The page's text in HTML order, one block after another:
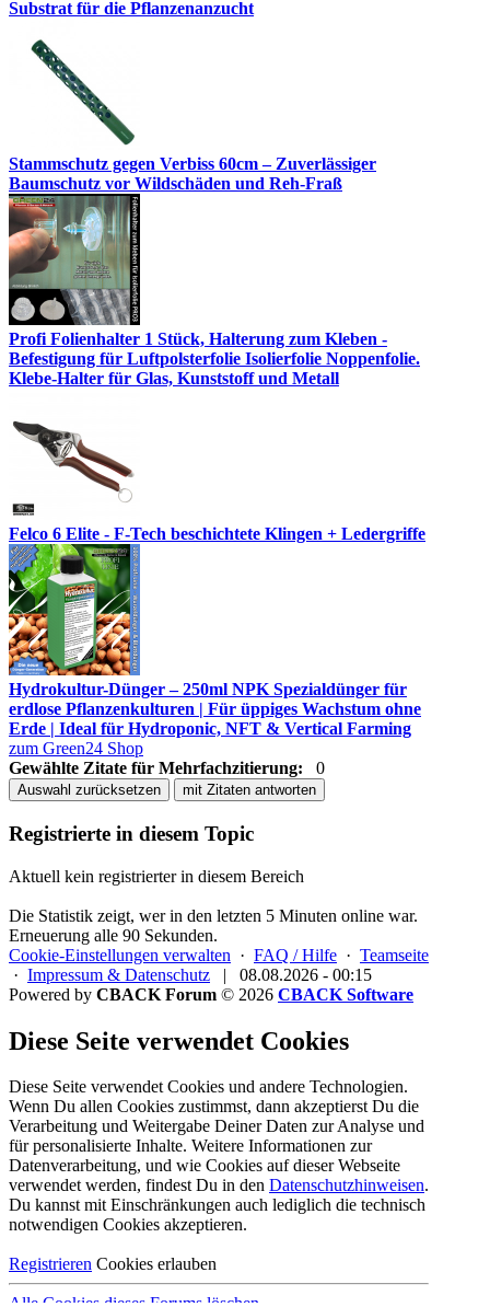
Substrat für die Pflanzenanzucht
Stammschutz gegen Verbiss 60cm – Zuverlässiger
Baumschutz vor Wildschäden und Reh-Fraß
Profi Folienhalter 1 Stück, Halterung zum Kleben -
Befestigung für Luftpolsterfolie Isolierfolie Noppenfolie.
Klebe-Halter für Glas, Kunststoff und Metall
Felco 6 Elite - F-Tech beschichtete Klingen + Ledergriffe
Hydrokultur-Dünger – 250ml NPK Spezialdünger für
erdlose Pflanzenkulturen | Für üppiges Wachstum ohne
Erde | Ideal für Hydroponic, NFT & Vertical Farming
zum Green24 Shop
Gewählte Zitate für Mehrfachzitierung:
0
Auswahl zurücksetzen mit Zitaten antworten
Registrierte in diesem Topic
Aktuell kein registrierter in diesem Bereich
Die Statistik zeigt, wer in den letzten 5 Minuten online war.
Erneuerung alle 90 Sekunden.
Cookie-Einstellungen verwalten · FAQ / Hilfe · Teamseite
· Impressum & Datenschutz |
08.08.2026 - 00:15
Powered by CBACK Forum © 2026 CBACK Software
Diese Seite verwendet Cookies
Diese Seite verwendet Cookies und andere Technologien.
Wenn Du allen Cookies zustimmst, dann akzeptierst Du die
Verarbeitung und Weitergabe Deiner Daten zur Analyse und
für personalisierte Inhalte. Weitere Informationen zur
Datenverarbeitung, und wie Cookies auf dieser Webseite
verwendet werden, findest Du in den Datenschutzhinweisen.
Du kannst mit Einschränkungen auch lediglich die technisch
notwendigen Cookies akzeptieren.
Registrieren Cookies erlauben